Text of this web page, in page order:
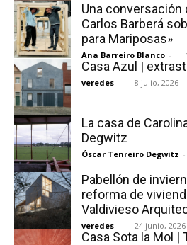
Una conversación
Carlos Barberá
para Mariposas»
Ana Barreiro Blanco -
Casa Azul |
veredes - 8 julio, 2026
La casa de
Degwitz
Óscar Tenreiro Degwitz -
Pabellón de
reforma de
Valdivieso
veredes - 24 junio, 2026
Casa Sota la Mol |